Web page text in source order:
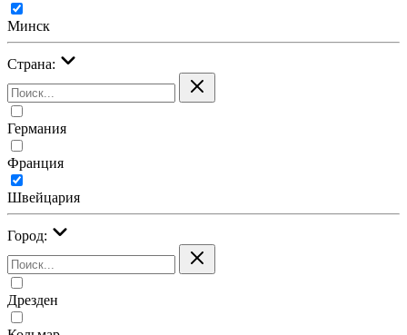
Минск
Страна:
Германия
Франция
Швейцария
Город:
Дрезден